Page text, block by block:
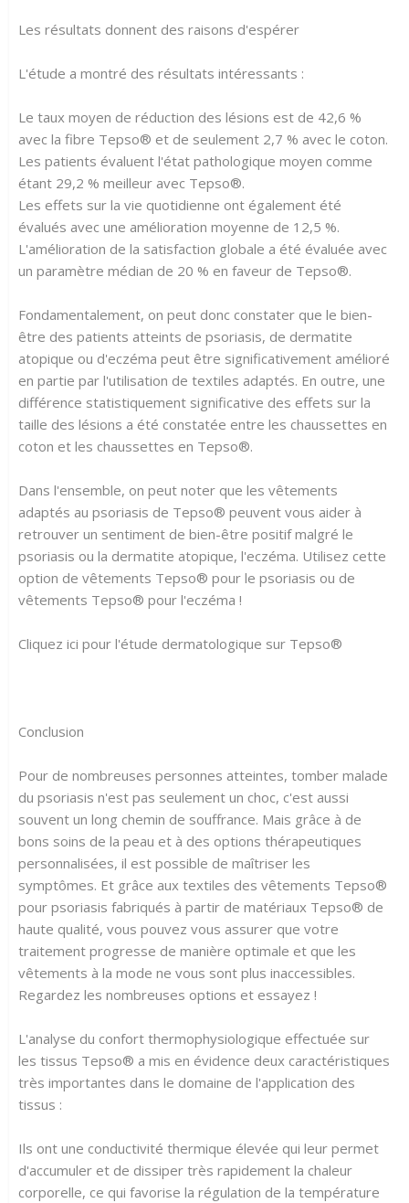
Les résultats donnent des raisons d'espérer
L'étude a montré des résultats intéressants :
Le taux moyen de réduction des lésions est de 42,6 %
avec la fibre Tepso® et de seulement 2,7 % avec le coton.
Les patients évaluent l'état pathologique moyen comme
étant 29,2 % meilleur avec Tepso®.
Les effets sur la vie quotidienne ont également été
évalués avec une amélioration moyenne de 12,5 %.
L'amélioration de la satisfaction globale a été évaluée avec
un paramètre médian de 20 % en faveur de Tepso®.
Fondamentalement, on peut donc constater que le bien-
être des patients atteints de psoriasis, de dermatite
atopique ou d'eczéma peut être significativement amélioré
en partie par l'utilisation de textiles adaptés. En outre, une
différence statistiquement significative des effets sur la
taille des lésions a été constatée entre les chaussettes en
coton et les chaussettes en Tepso®.
Dans l'ensemble, on peut noter que les vêtements
adaptés au psoriasis de Tepso® peuvent vous aider à
retrouver un sentiment de bien-être positif malgré le
psoriasis ou la dermatite atopique, l'eczéma. Utilisez cette
option de vêtements Tepso® pour le psoriasis ou de
vêtements Tepso® pour l'eczéma !
Cliquez ici pour l'étude dermatologique sur Tepso®
Conclusion
Pour de nombreuses personnes atteintes, tomber malade
du psoriasis n'est pas seulement un choc, c'est aussi
souvent un long chemin de souffrance. Mais grâce à de
bons soins de la peau et à des options thérapeutiques
personnalisées, il est possible de maîtriser les
symptômes. Et grâce aux textiles des vêtements Tepso®
pour psoriasis fabriqués à partir de matériaux Tepso® de
haute qualité, vous pouvez vous assurer que votre
traitement progresse de manière optimale et que les
vêtements à la mode ne vous sont plus inaccessibles.
Regardez les nombreuses options et essayez !
L'analyse du confort thermophysiologique effectuée sur
les tissus Tepso® a mis en évidence deux caractéristiques
très importantes dans le domaine de l'application des
tissus :
Ils ont une conductivité thermique élevée qui leur permet
d'accumuler et de dissiper très rapidement la chaleur
corporelle, ce qui favorise la régulation de la température